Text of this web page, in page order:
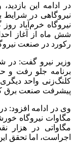
در ادامه این
نیروگاهی در
نیروگاه خرم‌آباد
شش ماه از آغاز
رکورد در صنعت
وزیر نیرو گفت: در
برنامه جلو رفت و
کلنگ‌زنی واحد
پیشرفت صنعت برق
وی در ادامه افزود:
مگاواتی در هزار
اجراست، اما تحقق